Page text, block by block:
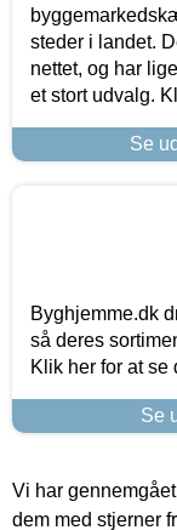
steder i landet.
nettet, og har
et stort udvalg.
Se
Byghjemme.dk
så deres
Klik her for at se
Se
Vi har
dem med stjerner